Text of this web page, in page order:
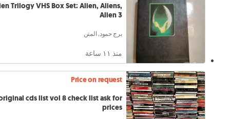
Trilogy VHS Box Set: Alien, Aliens,
Alien 3
برج حمود, المتن
منذ ١١ ساعة
Price on request
cds list vol 8 check list ask for
prices